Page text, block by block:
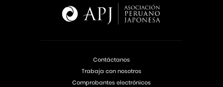
Contáctanos
Trabaja con nosotros
Comprobantes electrónicos